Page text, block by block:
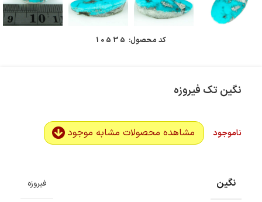
کد محصول: 10535
نگین تک فیروزه
ناموجود مشاهده محصولات مشابه موجود
نگین فیروزه